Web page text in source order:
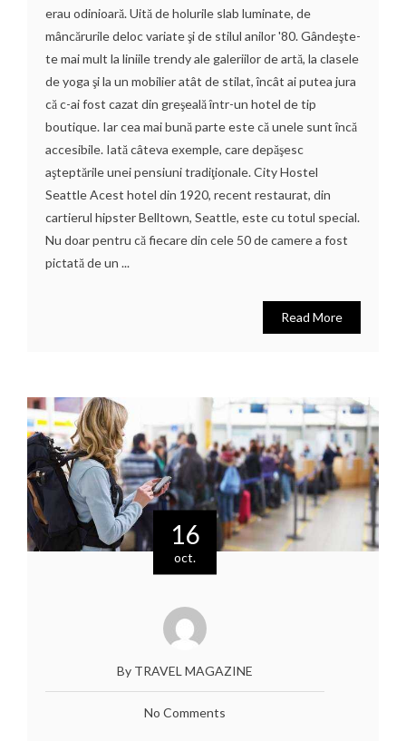
erau odinioară. Uită de holurile slab luminate, de
mâncărurile deloc variate şi de stilul anilor '80. Gândeşte-
te mai mult la liniile trendy ale galeriilor de artă, la clasele
de yoga şi la un mobilier atât de stilat, încât ai putea jura
că c-ai fost cazat din greşeală într-un hotel de tip
boutique. Iar cea mai bună parte este că unele sunt încă
accesibile. Iată câteva exemple, care depăşesc
aşteptările unei pensiuni tradiţionale. City Hostel
Seattle Acest hotel din 1920, recent restaurat, din
cartierul hipster Belltown, Seattle, este cu totul special.
Nu doar pentru că fiecare din cele 50 de camere a fost
pictată de un ...
Read More
16
oct.
By TRAVEL MAGAZINE
No Comments